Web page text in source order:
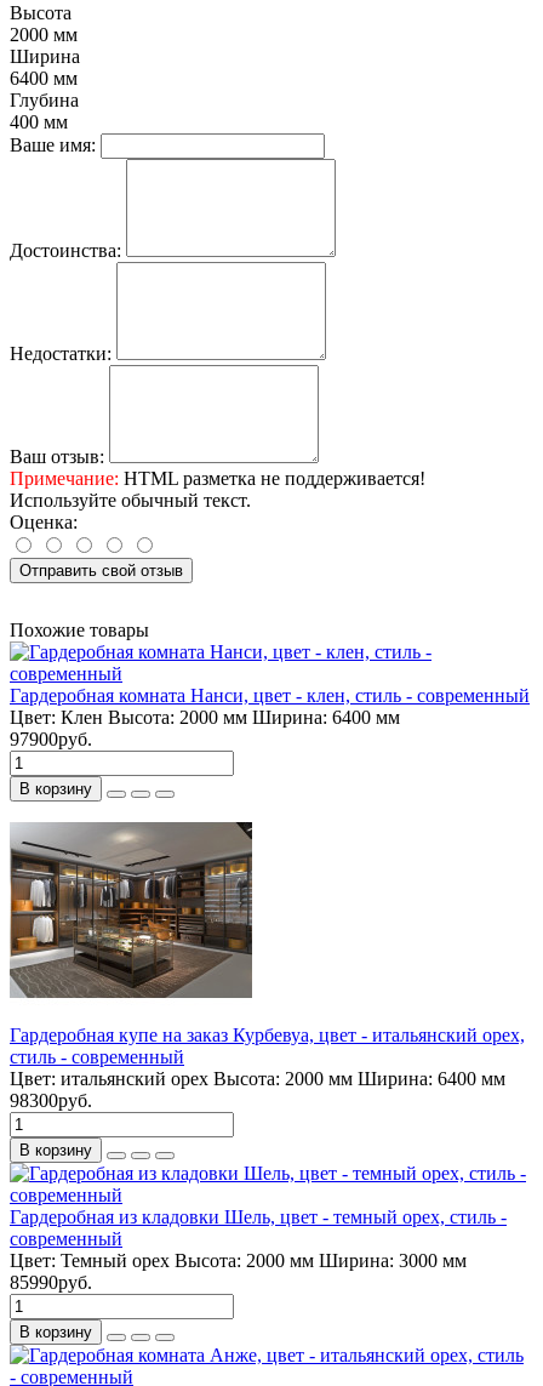
Высота
2000 мм
Ширина
6400 мм
Глубина
400 мм
Ваше имя:
Достоинства:
Недостатки:
Ваш отзыв:
Примечание: HTML разметка не поддерживается!
Используйте обычный текст.
Оценка:
Отправить свой отзыв
Похожие товары
Гардеробная комната Нанси, цвет - клен, стиль - современный
Цвет: Клен Высота: 2000 мм Ширина: 6400 мм
97900руб.
В корзину
Гардеробная купе на заказ Курбевуа, цвет - итальянский орех,
стиль - современный
Цвет: итальянский орех Высота: 2000 мм Ширина: 6400 мм
98300руб.
В корзину
Гардеробная из кладовки Шель, цвет - темный орех, стиль -
современный
Цвет: Темный орех Высота: 2000 мм Ширина: 3000 мм
85990руб.
В корзину